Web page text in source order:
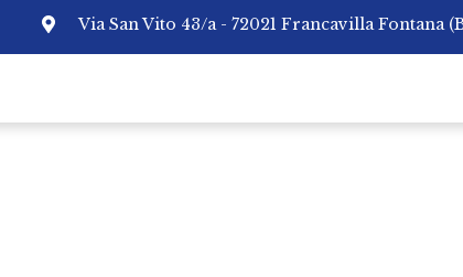
Via San Vito 43/a - 72021 Francavilla Fontana